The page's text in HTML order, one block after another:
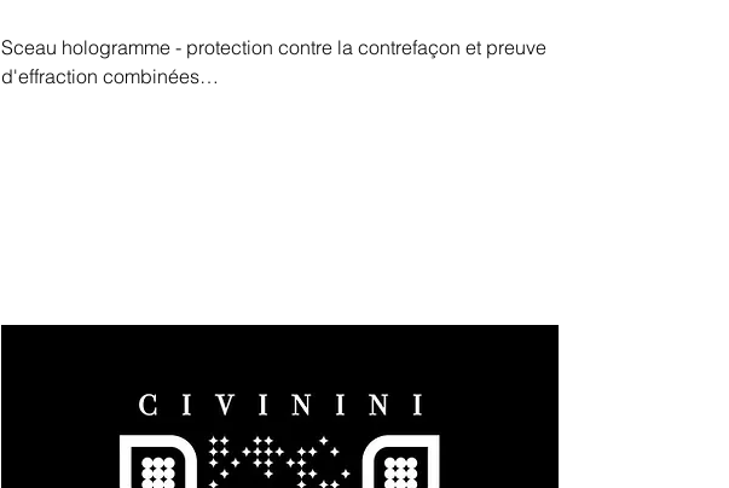
Sceau hologramme - protection contre la contrefaçon et preuve
d'effraction combinées
Nous utilisons des sceaux hologrammes pour nos produits de
haute technologie afin de les sceller de manière inviolable.